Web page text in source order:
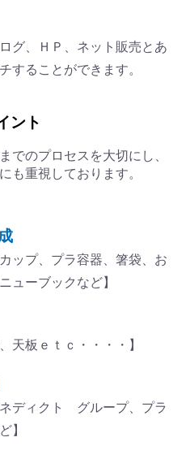
グ、ＨＰ、ネット販売とあ
することができます。
ント
でのプロセスを大切にし、
も重視しております。
ップ、プラ容器、箸袋、お
ューブックなど】
天板ｅｔｃ・・・・】
ネディクト グループ、プラ
】